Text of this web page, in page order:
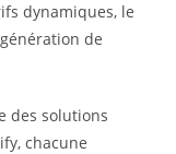
dynamiques, le
de
des solutions
chacune